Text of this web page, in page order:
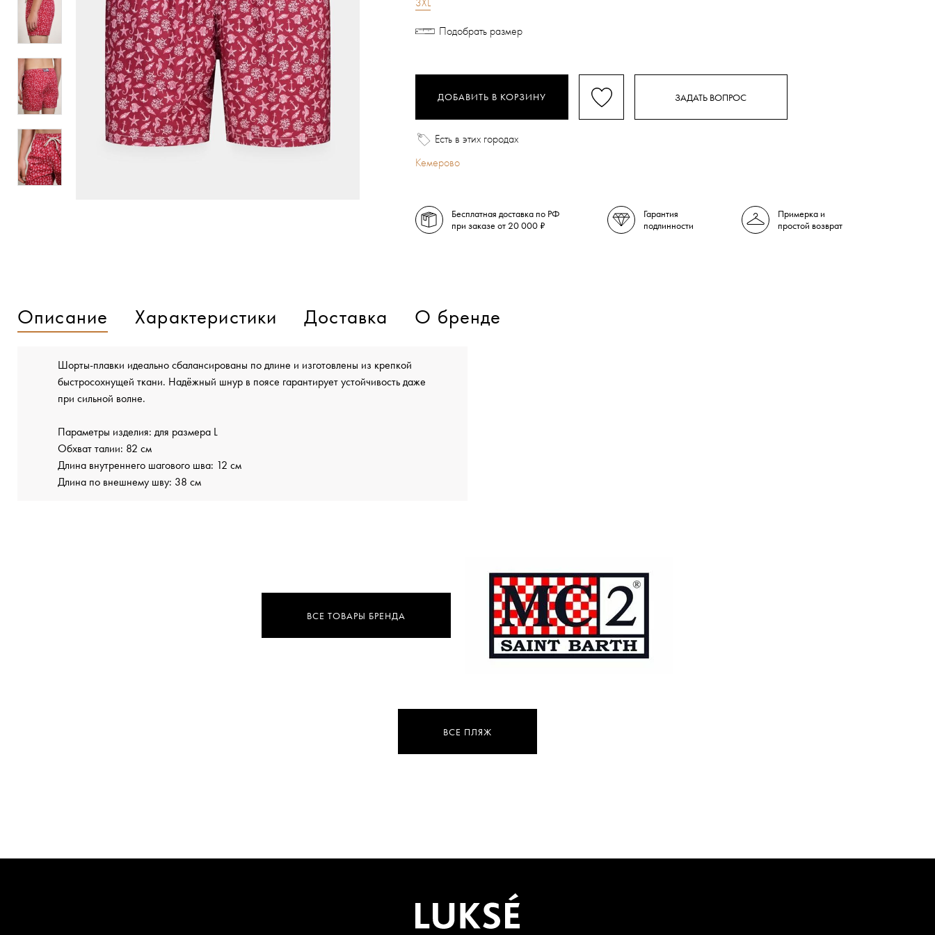
Подобрать размер
ДОБАВИТЬ В КОРЗИНУ ЗАДАТЬ ВОПРОС
Есть в этих городах
Кемерово
Бесплатная доставка по РФ
при заказе от 20 000 ₽
Гарантия
подлинности
Примерка и
простой возврат
Описание Характеристики Доставка О бренде
Шорты-плавки идеально сбалансированы по длине и изготовлены из крепкой
быстросохнущей ткани. Надёжный шнур в поясе гарантирует устойчивость даже
при сильной волне.
Параметры изделия: для размера L
Обхват талии: 82 см
Длина внутреннего шагового шва: 12 см
Длина по внешнему шву: 38 см
ВСЕ ТОВАРЫ БРЕНДА
ВСЕ ПЛЯЖ